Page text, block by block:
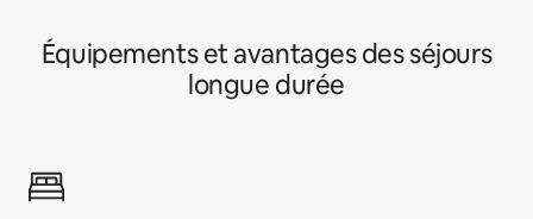
Équipements et avantages des séjours
longue durée